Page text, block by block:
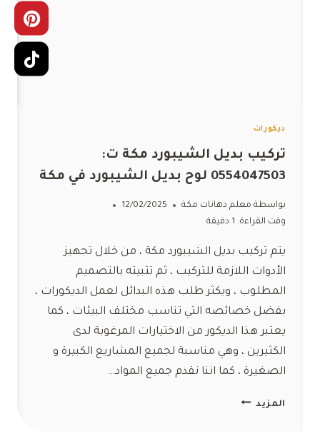
ديكورات
تركيب بديل الشيبورد مكة ت:
0554047503 لوح بديل الشيبورد في مكة
بواسطة معلم دهانات مكة
12/02/2025
وقت القراءة:
دقيقة
يتم تركيب بديل الشيبورد مكة ، من خلال تجهيز
الأدوات اللازمة للتركيب ، ثم تثبيته بالتصميم
المطلوب ، ويكثر طلب هذه البدائل لعمل الديكورات ،
بفضل خصائصه التي تناسب مختلف البيئات ، كما
يعتبر هذا الديكور من الاختيارات المرغوبة لدى
الكثيرين ، وهي مناسبة لجميع المشاريع الكبيرة و
الصغيرة ، كما اننا نقدم جميع المواد…
المزيد تركيب